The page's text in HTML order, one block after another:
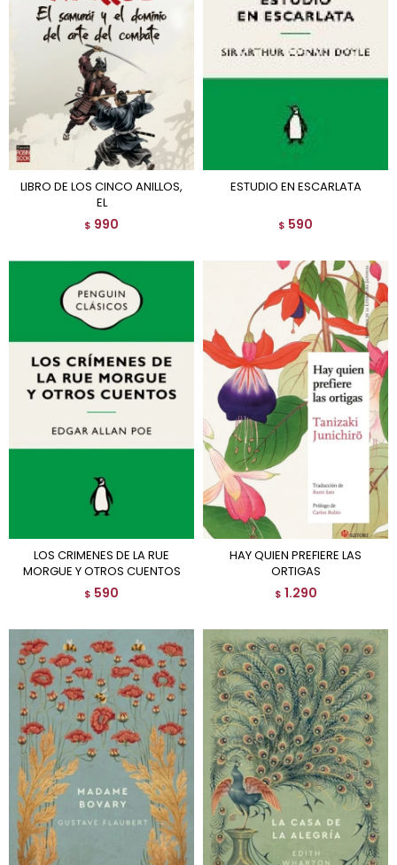
LIBRO DE LOS CINCO ANILLOS,
EL
$ 990
ESTUDIO EN ESCARLATA
$ 590
LOS CRIMENES DE LA RUE
MORGUE Y OTROS CUENTOS
$ 590
HAY QUIEN PREFIERE LAS
ORTIGAS
$ 1.290